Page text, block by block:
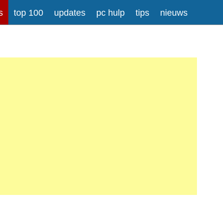
top 100 updates pc hulp tips nieuws
Meer informatie over tekstopmaak
worden automatisch naar links omgezet.